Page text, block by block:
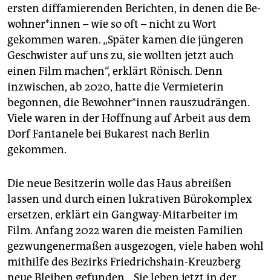
ersten diffamierenden Berichten, in denen die Be­
woh­ne­r*in­nen – wie so oft – nicht zu Wort
gekommen waren. „Später kamen die jüngeren
Geschwister auf uns zu, sie wollten jetzt auch
einen Film machen“, erklärt Rönisch. Denn
inzwischen, ab 2020, hatte die Vermieterin
begonnen, die Be­woh­ne­r*in­nen rauszudrängen.
Viele waren in der Hoffnung auf Arbeit aus dem
Dorf Fantanele bei Bukarest nach Berlin
gekommen.
Die neue Besitzerin wolle das Haus abreißen
lassen und durch einen lukrativen Bürokomplex
ersetzen, erklärt ein Gangway-Mitarbeiter im
Film. Anfang 2022 waren die meisten Familien
gezwungenermaßen ausgezogen, viele haben wohl
mithilfe des Bezirks Friedrichshain-Kreuzberg